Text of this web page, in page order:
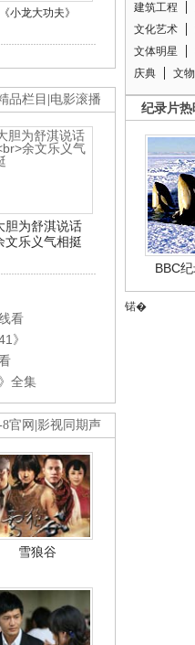
《小龙大功夫》
品栏目 电影滚播
胆为舒淇说话
文乐义气相挺
看
》
全集
官网 影视同期声
雪狼谷
建筑工程
文化艺术
文体明星
庆典
文物
纪录片
BBC
锘�